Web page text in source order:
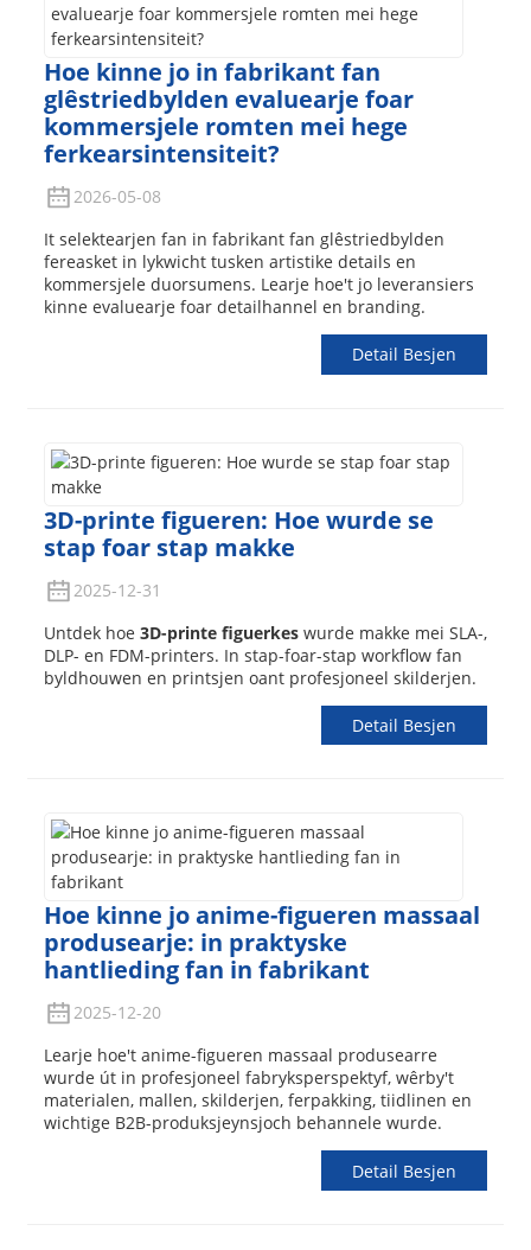
Hoe kinne jo in fabrikant fan
glêstriedbylden evaluearje foar
kommersjele romten mei hege
ferkearsintensiteit?
2026-05-08
It selektearjen fan in fabrikant fan glêstriedbylden
fereasket in lykwicht tusken artistike details en
kommersjele duorsumens. Learje hoe't jo leveransiers
kinne evaluearje foar detailhannel en branding.
Detail Besjen
3D-printe figueren: Hoe wurde se
stap foar stap makke
2025-12-31
Untdek hoe 3D-printe figuerkeswurde makke mei SLA-,
DLP- en FDM-printers. In stap-foar-stap workflow fan
byldhouwen en printsjen oant profesjoneel skilderjen.
Detail Besjen
Hoe kinne jo anime-figueren massaal
produsearje: in praktyske
hantlieding fan in fabrikant
2025-12-20
Learje hoe't anime-figueren massaal produsearre
wurde út in profesjoneel fabryksperspektyf, wêrby't
materialen, mallen, skilderjen, ferpakking, tiidlinen en
wichtige B2B-produksjeynsjoch behannele wurde.
Detail Besjen